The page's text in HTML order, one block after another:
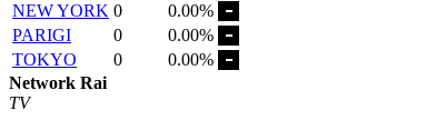
NEW YORK 0
0.00%
PARIGI
0
0.00%
TOKYO
0
0.00%
Network Rai
TV